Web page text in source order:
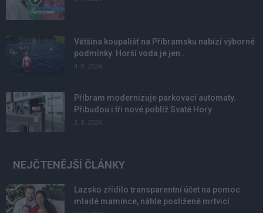
Většina koupališť na Příbramsku nabízí výborné
podmínky. Horší voda je jen...
4. 8. 2026
Příbram modernizuje parkovací automaty.
Přibudou i tři nové poblíž Svaté Hory
3. 8. 2026
NEJČTENĚJŠÍ ČLÁNKY
Lazsko zřídilo transparentní účet na pomoc
mladé mamince, náhle postižené mrtvicí